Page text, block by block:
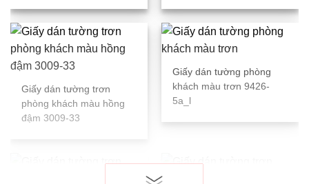
Giấy dán tường trơn
phòng khách màu hồng
đậm 3009-33
Giấy dán tường phòng
khách màu trơn 9426-
5a_l